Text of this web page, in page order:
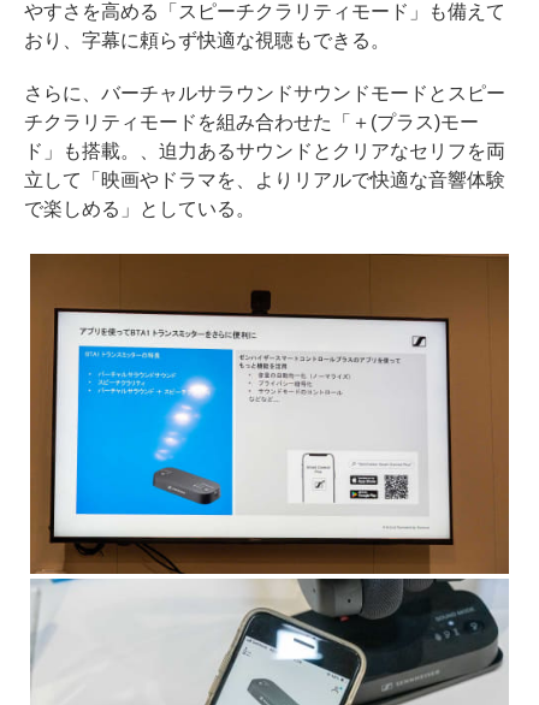
やすさを高める「スピーチクラリティモード」も備えて
おり、字幕に頼らず快適な視聴もできる。
さらに、バーチャルサラウンドサウンドモードとスピー
チクラリティモードを組み合わせた「＋(プラス)モー
ド」も搭載。、迫力あるサウンドとクリアなセリフを両
立して「映画やドラマを、よりリアルで快適な音響体験
で楽しめる」としている。